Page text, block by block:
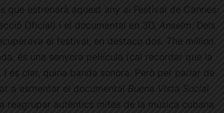
que estrenarà aquest any al Festival de Cannes:
Oficial) i el documental en 3D, Anselm . Dels
el festival, en destaco dos. The million
és una senyora pel·lícula (cal recordar que la
és clar, quina banda sonora. Però per parlar de
a esmentar el documental Buena Vista Social
reagrupar autèntics mites de la música cubana